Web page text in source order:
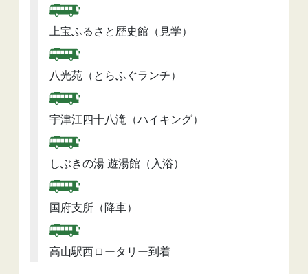
上宝ふるさと歴史館（見学）
八光苑（とらふぐランチ）
宇津江四十八滝（ハイキング）
しぶきの湯 遊湯館（入浴）
国府支所（降車）
高山駅西ロータリー到着